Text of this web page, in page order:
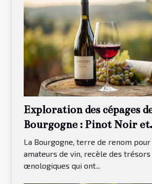
Exploration des cépages
Bourgogne : Pinot Noir et
Chardonnay
La Bourgogne, terre de renom
amateurs de vin, recèle des trésors
œnologiques qui ont...